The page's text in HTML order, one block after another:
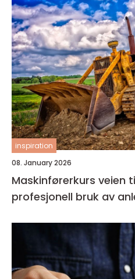
inspiration
08. January 2026
Maskinførerkurs veien til trygg og
profesjonell bruk av